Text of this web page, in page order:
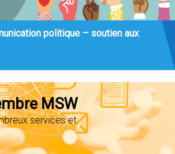
politique – soutien aux
MSW
services et